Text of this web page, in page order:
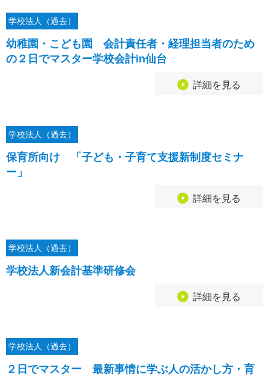
学校法人（過去）
幼稚園・こども園 会計責任者・経理担当者のため
の２日でマスター学校会計in仙台
詳細を見る
学校法人（過去）
保育所向け 「子ども・子育て支援新制度セミナ
ー」
詳細を見る
学校法人（過去）
学校法人新会計基準研修会
詳細を見る
学校法人（過去）
２日でマスター 最新事情に学ぶ人の活かし方・育